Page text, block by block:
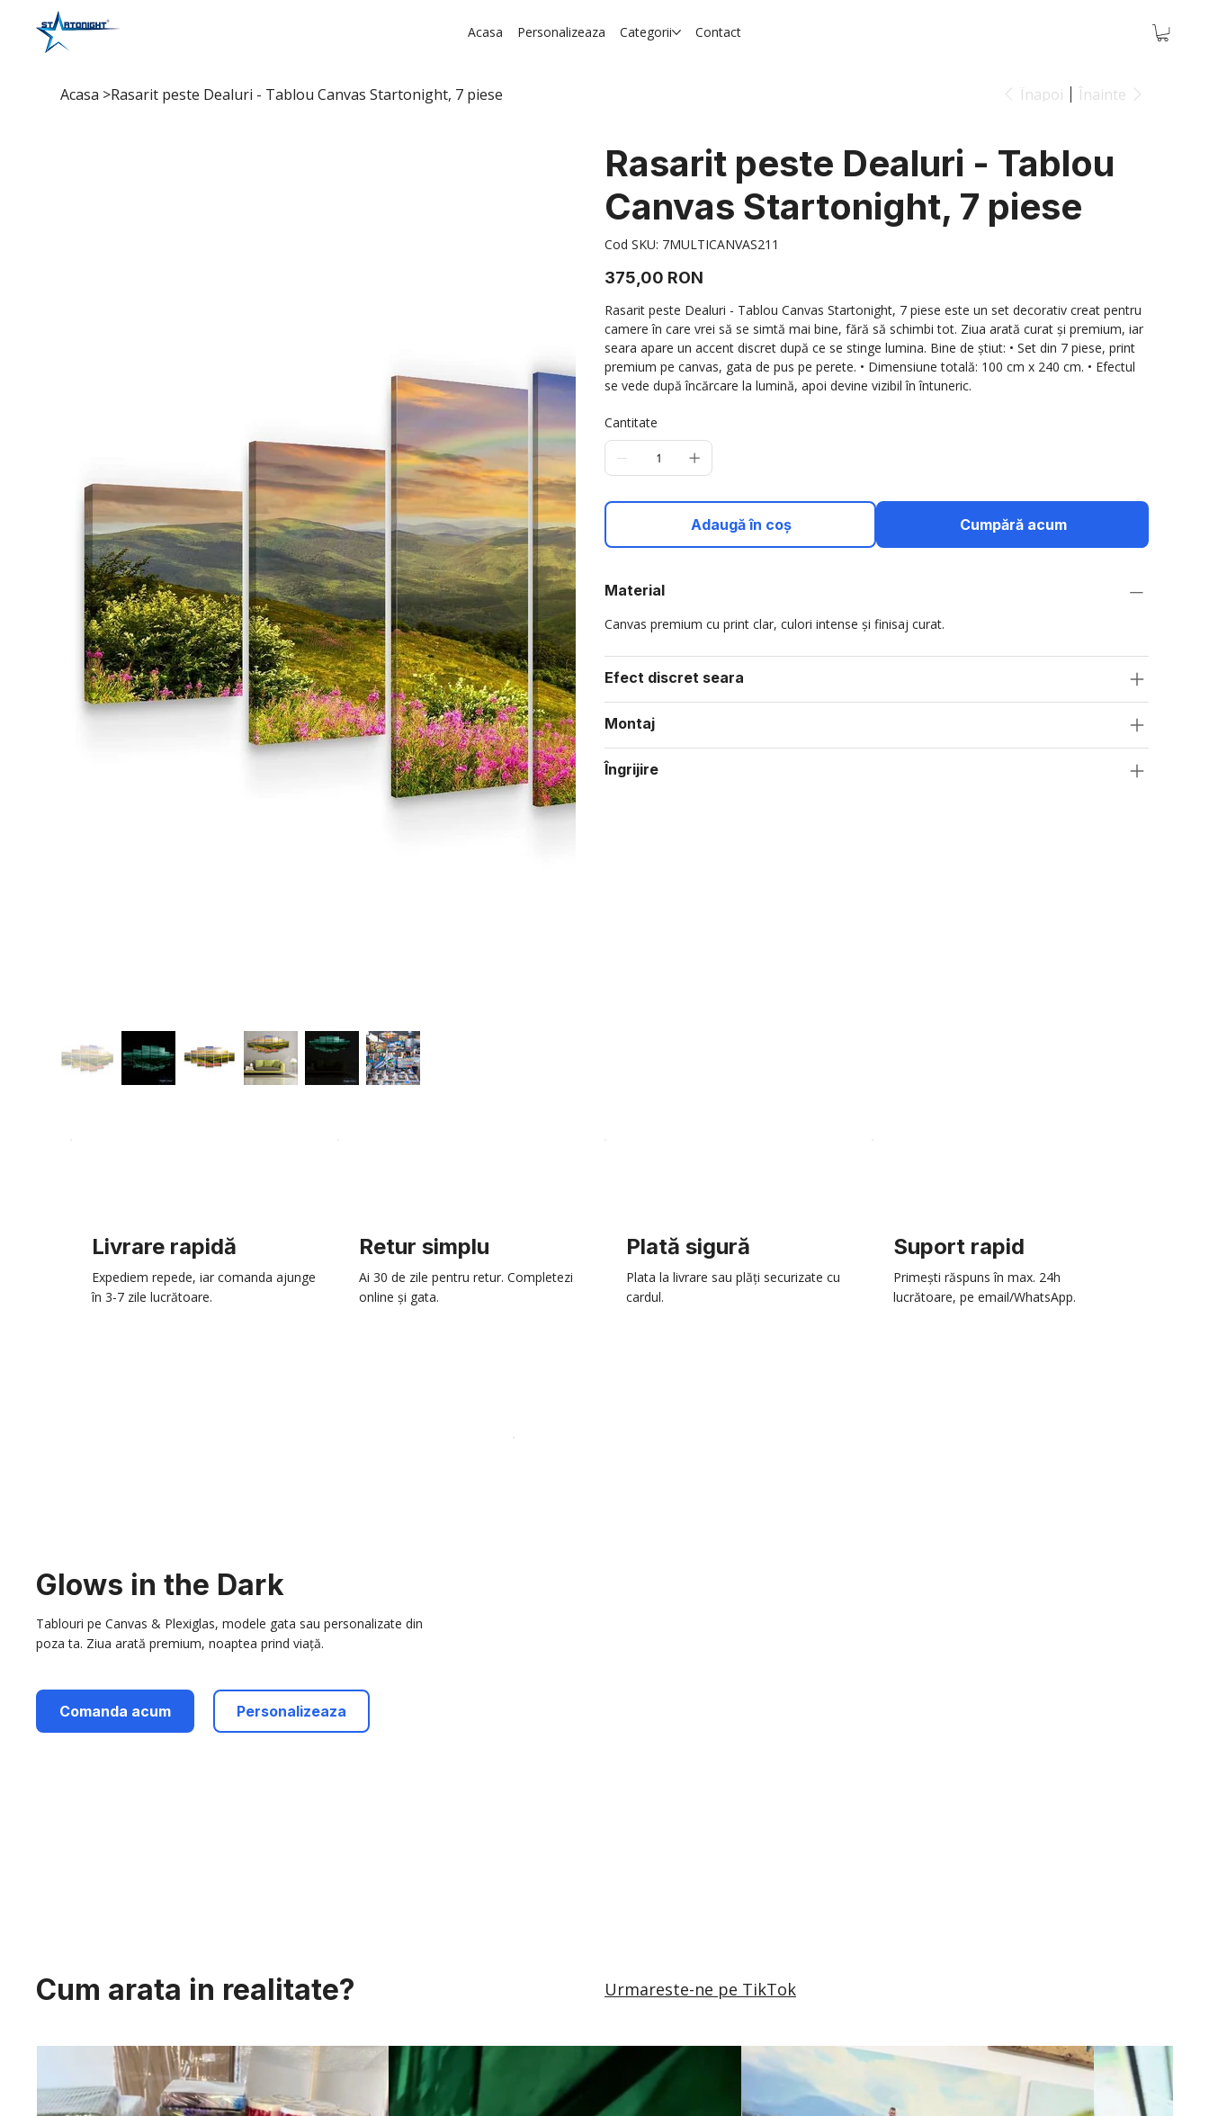
Acasa Personalizeaza Categorii Contact
Acasa >Rasarit peste Dealuri - Tablou Canvas Startonight, 7 piese Înapoi Înainte
Rasarit peste Dealuri - Tablou
Canvas Startonight, 7 piese
Cod SKU: Cod
SKU
7MULTICANVAS211
Preț
375,00 RON
Rasarit peste Dealuri - Tablou Canvas Startonight, 7 piese este un set decorativ creat pentru
camere în care vrei să se simtă mai bine, fără să schimbi tot. Ziua arată curat și premium, iar
seara apare un accent discret după ce se stinge lumina. Bine de știut: • Set din 7 piese, print
premium pe canvas, gata de pus pe perete. • Dimensiune totală: 100 cm x 240 cm. • Efectul
se vede după încărcare la lumină, apoi devine vizibil în întuneric.
Cantitate
Adaugă în coș Cumpără acum
Material
Canvas premium cu print clar, culori intense și finisaj curat.
Efect discret seara
Montaj
Îngrijire
Livrare rapidă
Expediem repede, iar comanda ajunge
în 3-7 zile lucrătoare.
Retur simplu
Ai 30 de zile pentru retur. Completezi
online și gata.
Plată sigură
Plata la livrare sau plăți securizate cu
cardul.
Suport rapid
Primești răspuns în max. 24h
lucrătoare, pe email/WhatsApp.
Glows in the Dark
Tablouri pe Canvas & Plexiglas, modele gata sau personalizate din
poza ta. Ziua arată premium, noaptea prind viață.
Comanda acum Personalizeaza
Cum arata in realitate? Urmareste-ne pe TikTok